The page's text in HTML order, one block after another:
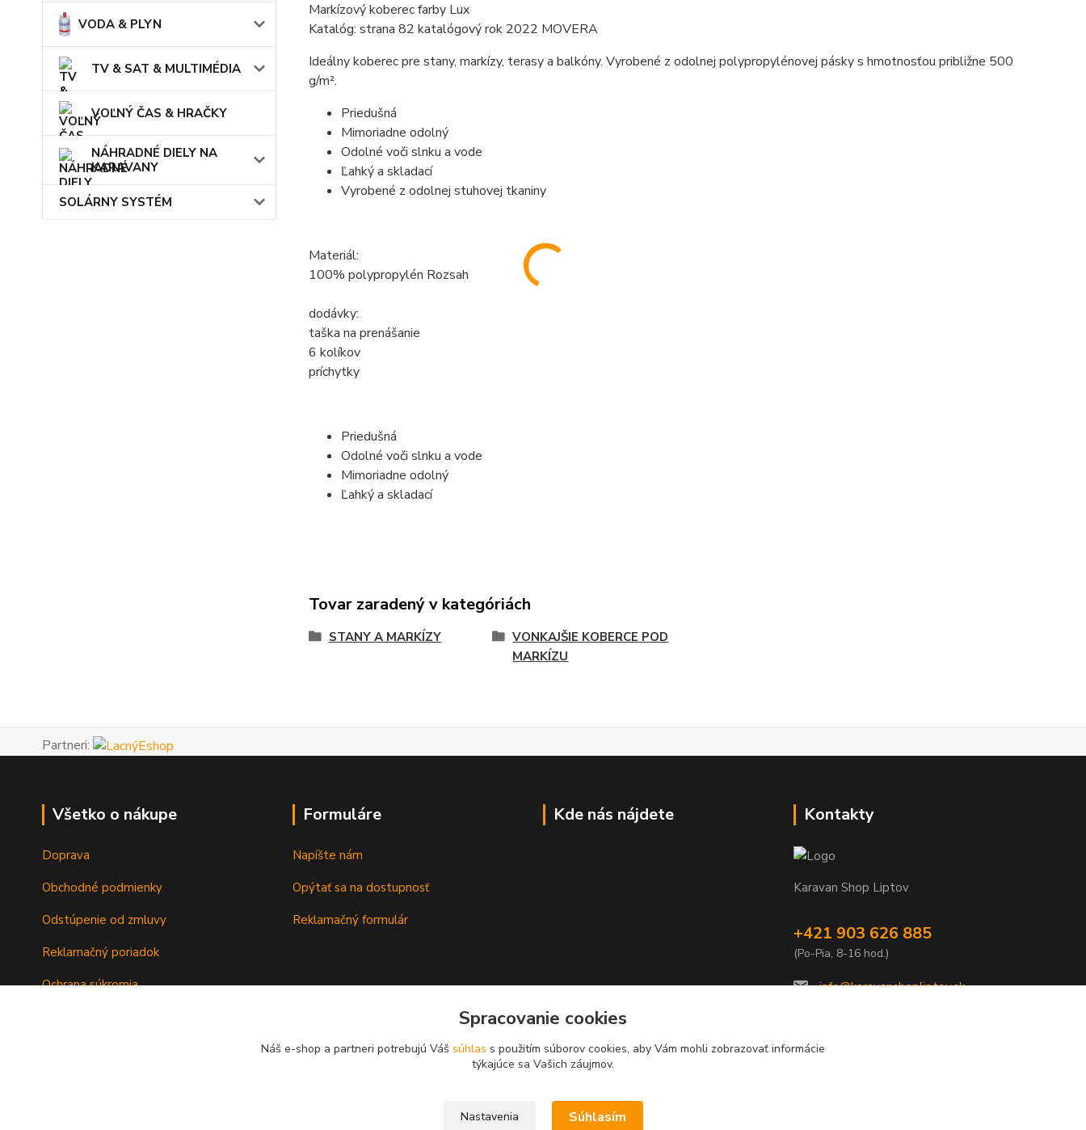
VODA & PLYN
TV & SAT & MULTIMÉDIA
VOĽNÝ ČAS & HRAČKY
NÁHRADNÉ DIELY NA
KARAVANY
SOLÁRNY SYSTÉM
Markízový koberec farby Lux
Katalóg: strana 82 katalógový rok 2022 MOVERA
Ideálny koberec pre stany, markízy, terasy a balkóny. Vyrobené z odolnej polypropylénovej pásky s hmotnosťou približne 500
g/m².
Priedušná
Mimoriadne odolný
Odolné voči slnku a vode
Ľahký a skladací
Vyrobené z odolnej stuhovej tkaniny
Materiál:
100% polypropylén Rozsah
dodávky:
taška na prenášanie
6 kolíkov
príchytky
Priedušná
Odolné voči slnku a vode
Mimoriadne odolný
Ľahký a skladací
Tovar zaradený v kategóriách
STANY A MARKÍZY
VONKAJŠIE KOBERCE POD
MARKÍZU
Partneri:
Všetko o nákupe
Doprava
Obchodné podmienky
Odstúpenie od zmluvy
Reklamačný poriadok
Ochrana súkromia
Formuláre
Napíšte nám
Opýtať sa na dostupnosť
Reklamačný formulár
Kde nás nájdete Kontakty
Karavan Shop Liptov
+421 903 626 885
(Po-Pia, 8-16 hod.)
info@karavanshopliptov.sk
Spracovanie cookies
Náš e-shop a partneri potrebujú Váš súhlas s použitím súborov cookies, aby Vám mohli zobrazovať informácie
týkajúce sa Vašich záujmov.
Nastavenia Súhlasím